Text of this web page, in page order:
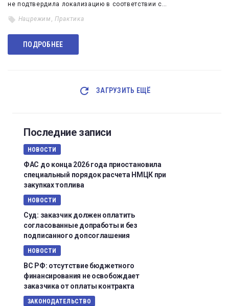
не подтвердила локализацию в соответствии с…
Нацрежим ,Практика
ПОДРОБНЕЕ
ЗАГРУЗИТЬ ЕЩЁ
Последние записи
НОВОСТИ
ФАС до конца 2026 года приостановила
специальный порядок расчета НМЦК при
закупках топлива
НОВОСТИ
Суд: заказчик должен оплатить
согласованные допработы и без
подписанного допсоглашения
НОВОСТИ
ВС РФ: отсутствие бюджетного
финансирования не освобождает
заказчика от оплаты контракта
ЗАКОНОДАТЕЛЬСТВО